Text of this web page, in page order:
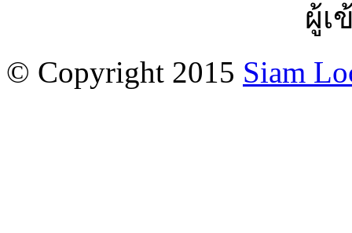
ผู้เ
© Copyright 2015 Siam